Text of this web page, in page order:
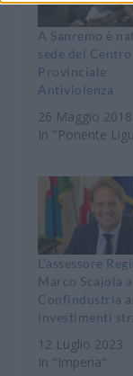
A Sanremo è
sede del Centro
Provinciale
Antiviolenza
26 Maggio 2018
In "Ponente
L’assessore
Marco Scajola a
Confindustria
investimenti
12 Luglio 2023
In "Imperia"